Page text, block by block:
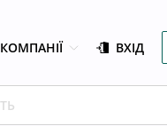
КОМПАНІЇ ВХІД